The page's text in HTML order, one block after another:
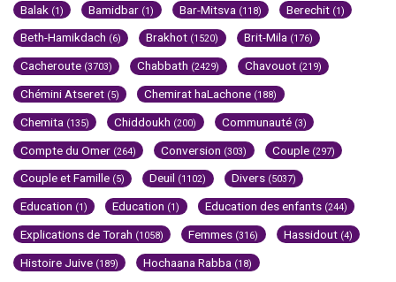
Balak (1) Bamidbar (1) Bar-Mitsva (118) Berechit (1)
Beth-Hamikdach (6) Brakhot (1520) Brit-Mila (176)
Cacheroute (3703) Chabbath (2429) Chavouot (219)
Chémini Atseret (5) Chemirat haLachone (188)
Chemita (135) Chiddoukh (200) Communauté (3)
Compte du Omer (264) Conversion (303) Couple (297)
Couple et Famille (5) Deuil (1102) Divers (5037)
Education (1) Education (1) Education des enfants (244)
Explications de Torah (1058) Femmes (316) Hassidout (4)
Histoire Juive (189) Hochaana Rabba (18)